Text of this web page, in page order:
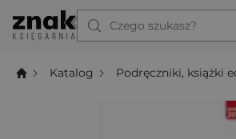
Czego szukasz?
Katalog Podręczniki, książki